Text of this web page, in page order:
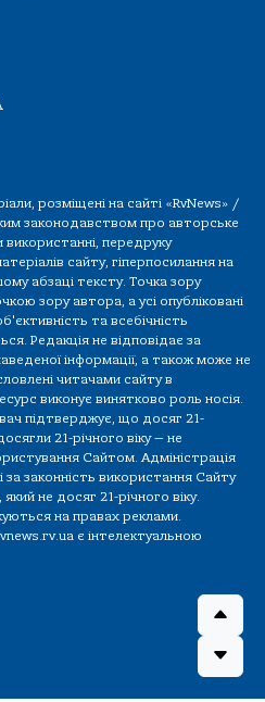
розміщені на сайті «RvNews» /
законодавством про авторське
використанні, передруку
сайту, гіперпосилання на
абзаці тексту. Точка зору
зору автора, а усі опубліковані
та всебічність
Редакція не відповідає за
інформації, а також може не
читачами сайту в
виконує винятково роль носія.
підтверджує, що досяг 21-
21-річного віку — не
Сайтом. Адміністрація
за законність використання Сайту
не досяг 21-річного віку.
на правах реклами.
є інтелектуальною